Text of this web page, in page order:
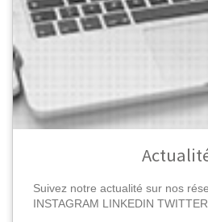
Suivez notre actualité sur nos
INSTAGRAM LINKEDIN